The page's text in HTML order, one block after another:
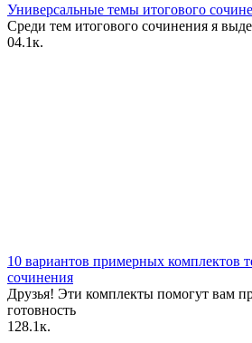
Универсальные темы итогового
Среди тем итогового сочинения я
04.1к.
10 вариантов примерных комплектов
сочинения
Друзья! Эти комплекты помогут вам
готовность
1 28.1к.